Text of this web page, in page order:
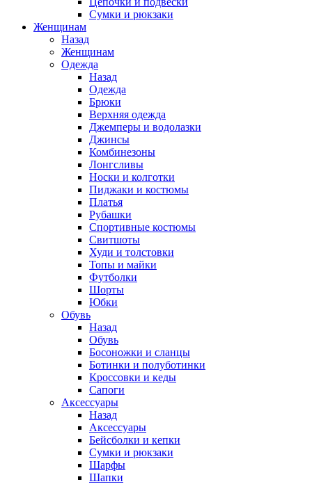
Сумки и рюкзаки
Женщинам
Назад
Женщинам
Одежда
Назад
Одежда
Брюки
Верхняя одежда
Джемперы и водолазки
Джинсы
Комбинезоны
Лонгсливы
Носки и колготки
Пиджаки и костюмы
Платья
Рубашки
Спортивные костюмы
Свитшоты
Худи и толстовки
Топы и майки
Футболки
Шорты
Юбки
Обувь
Назад
Обувь
Босоножки и сланцы
Ботинки и полуботинки
Кроссовки и кеды
Сапоги
Аксессуары
Назад
Аксессуары
Бейсболки и кепки
Сумки и рюкзаки
Шарфы
Шапки